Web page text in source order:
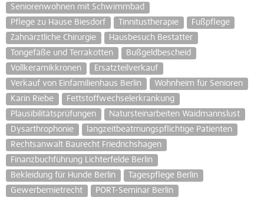
Seniorenwohnen mit Schwimmbad
Pflege zu Hause Biesdorf
Tinnitustherapie
Fußpflege
Zahnärztliche Chirurgie
Hausbesuch Bestatter
Tongefäße und Terrakotten
Bußgeldbescheid
Vollkeramikkronen
Ersatzteilverkauf
Verkauf von Einfamilienhaus Berlin
Wohnheim für Senioren
Karin Riebe
Fettstoffwechselerkrankung
Plausibilitätsprüfungen
Natursteinarbeiten Waidmannslust
Dysarthrophonie
langzeitbeatmungspflichtige Patienten
Rechtsanwalt Baurecht Friedrichshagen
Finanzbuchführung Lichterfelde Berlin
Bekleidung für Hunde Berlin
Tagespflege Berlin
Gewerbemietrecht
PORT-Seminar Berlin